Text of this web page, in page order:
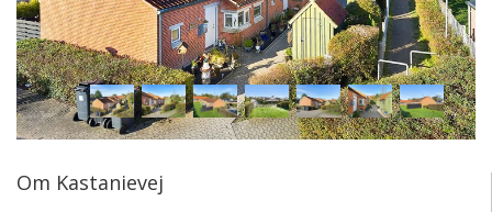
Om Kastanievej